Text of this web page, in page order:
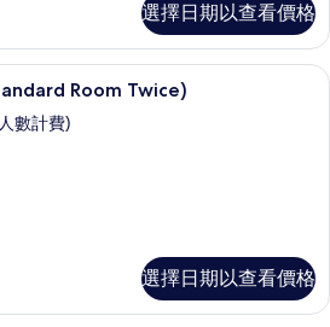
選擇日期以查看價格
Room Twice)
數計費)
選擇日期以查看價格